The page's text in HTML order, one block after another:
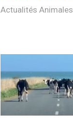
Actualités Animales